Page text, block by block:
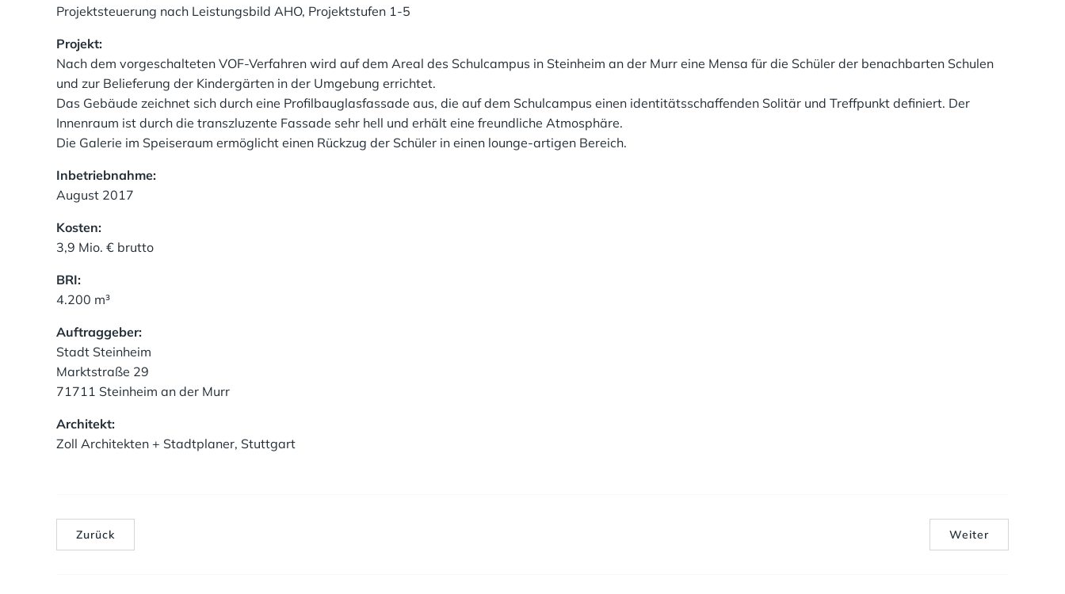
Projektsteuerung nach Leistungsbild AHO, Projektstufen 1-5
Projekt:
Nach dem vorgeschalteten VOF-Verfahren wird auf dem Areal des Schulcampus in Steinheim an der Murr eine Mensa für die Schüler der benachbarten Schulen
und zur Belieferung der Kindergärten in der Umgebung errichtet.
Das Gebäude zeichnet sich durch eine Profilbauglasfassade aus, die auf dem Schulcampus einen identitätsschaffenden Solitär und Treffpunkt definiert. Der
Innenraum ist durch die transzluzente Fassade sehr hell und erhält eine freundliche Atmosphäre.
Die Galerie im Speiseraum ermöglicht einen Rückzug der Schüler in einen lounge-artigen Bereich.
Inbetriebnahme:
August 2017
Kosten:
3,9 Mio. € brutto
BRI:
4.200 m³
Auftraggeber:
Stadt Steinheim
Marktstraße 29
71711 Steinheim an der Murr
Architekt:
Zoll Architekten + Stadtplaner, Stuttgart
Zurück Weiter